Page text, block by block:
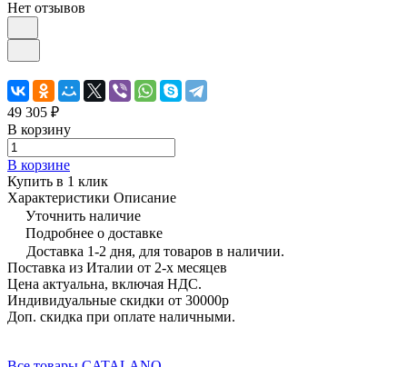
Нет отзывов
49 305 ₽
В корзину
В корзине
Купить в 1 клик
Характеристики Описание
Уточнить наличие
Подробнее о доставке
Доставка 1-2 дня, для товаров в наличии.
Поставка из Италии от 2-х месяцев
Цена актуальна, включая НДС.
Индивидуальные скидки от 30000р
Доп. скидка при оплате наличными.